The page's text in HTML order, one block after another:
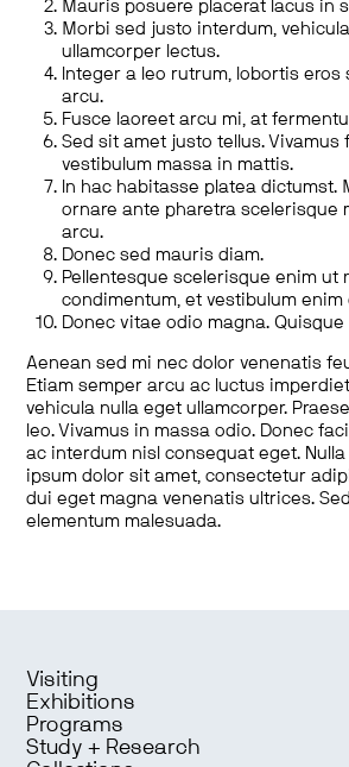
Mauris posuere placerat lacus in
Morbi sed justo interdum,
ullamcorper lectus.
Integer a leo rutrum, lobortis eros
arcu.
Fusce laoreet arcu mi, at
Sed sit amet justo tellus. Vivamus
vestibulum massa in mattis.
In hac habitasse platea dictumst.
ornare ante pharetra scelerisque
arcu.
Donec sed mauris diam.
Pellentesque scelerisque enim ut
condimentum, et vestibulum enim
Donec vitae odio magna. Quisque
Aenean sed mi nec dolor venenatis
Etiam semper arcu ac luctus
vehicula nulla eget ullamcorper.
leo. Vivamus in massa odio. Donec
ac interdum nisl consequat eget.
ipsum dolor sit amet, consectetur
dui eget magna venenatis ultrices.
elementum malesuada.
Visiting
Exhibitions
Programs
Study + Research